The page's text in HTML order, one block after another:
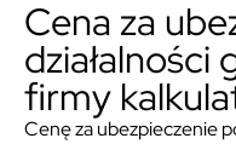
Cena za
działalności
firmy
Cenę za ubezpieczenie